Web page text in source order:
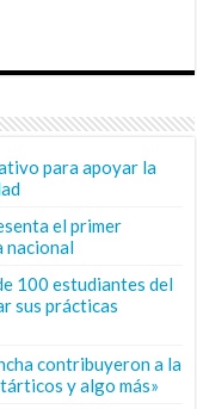
para apoyar la
el primer
nacional
100 estudiantes del
sus prácticas
contribuyeron a la
y algo más»